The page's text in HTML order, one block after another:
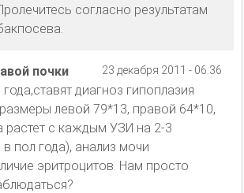
согласно результатам
23 декабря 2011 - 06:36
почки
диагноз гипоплазия
левой 79*13, правой 64*10,
растет с каждым УЗИ на 2-3
пол года), анализ мочи
эритроцитов. Нам просто